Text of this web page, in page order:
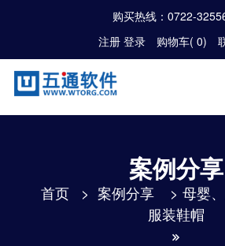
购买热线： 0722-
注册 登录 购物车( 0)
案例分享
首页> 案例分享> 母婴
服装鞋帽